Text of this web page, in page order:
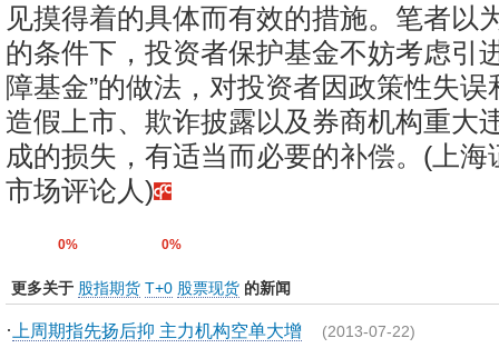
见摸得着的具体而有效的措施。笔者以
的条件下，投资者保护基金不妨考虑引
障基金”的做法，对投资者因政策性失
造假上市、欺诈披露以及券商机构重大
成的损失，有适当而必要的补偿。(上海
市场评论人)
0% 0%
更多关于 股指期货 T+0 股票现货 的新闻
· 上周期指先扬后抑 主力机构空单大增 (2013-07-22)